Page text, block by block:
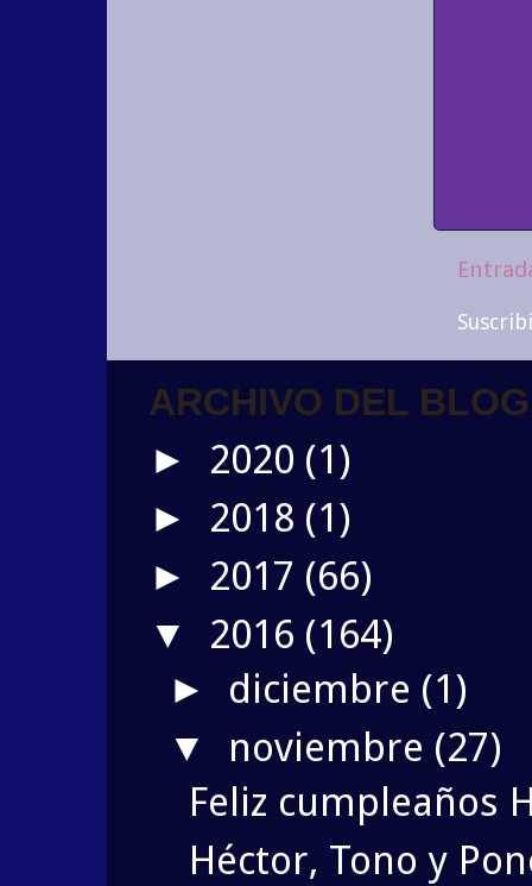
ARCHIVO DEL BLOG
► 2020 (1)
► 2018 (1)
► 2017 (66)
▼ 2016 (164)
► diciembre (1)
▼ noviembre (27)
Feliz cumpleaños
Héctor, Tono y